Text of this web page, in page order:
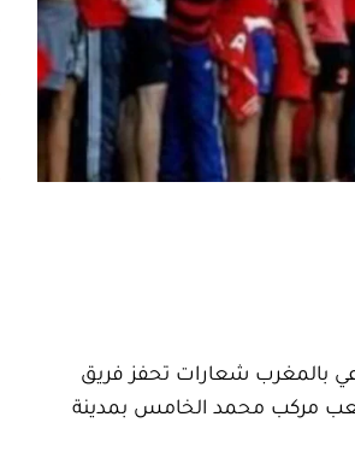
بالمغرب شعارات تحفز فريق
مركب محمد الخامس بمدينة